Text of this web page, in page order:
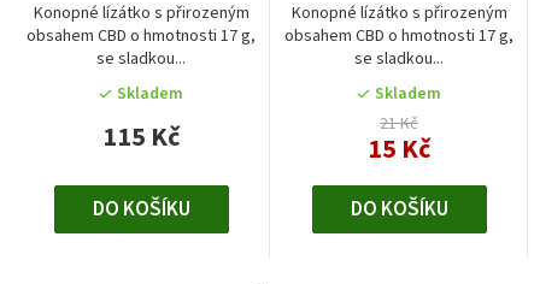
Konopné lízátko s přirozeným
obsahem CBD o hmotnosti 17 g,
se sladkou...
je
5,0
z
5
hvězdiček.
Skladem
115 Kč
DO KOŠÍKU
Konopné lízátko s přirozeným
obsahem CBD o hmotnosti 17 g,
se sladkou...
Skladem
21 Kč
15 Kč
DO KOŠÍKU